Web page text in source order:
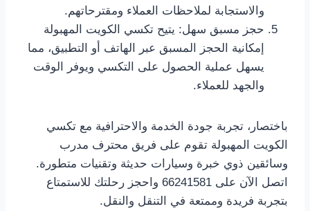
والاستجابة لملاحظات العملاء ومقترحاتهم.
حجز مسبق سهل: يتيح تكسي الكويت المهبولة
إمكانية الحجز المسبق عبر الهاتف أو التطبيق، مما
يسهل عملية الحصول على التكسي ويوفر الوقت
والجهد للعملاء.
باختصار، تجربة جودة الخدمة والاحترافية مع تكسي
الكويت المهبولة تقوم على فريق محترف مدرب
وسائقين ذوي خبرة وسيارات حديثة وتقنيات متطورة.
اتصل الآن على 66241581 واحجز رحلتك للاستمتاع
بتجربة فريدة وممتعة في التنقل والنقل.